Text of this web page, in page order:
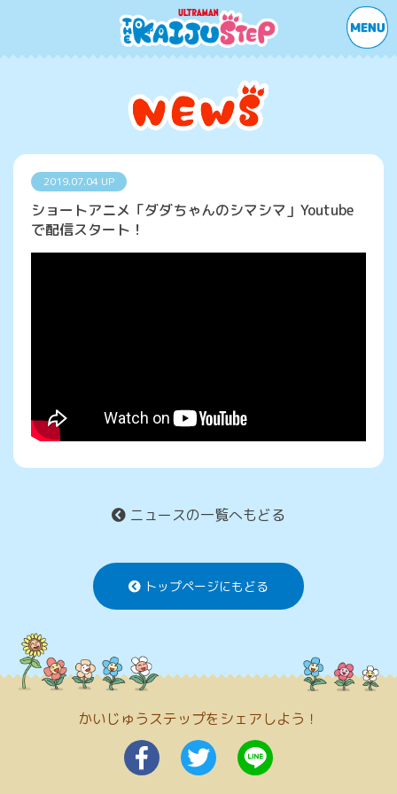
2019.07.04 UP
ショートアニメ「ダダちゃんのシマシマ」Youtube
で配信スタート！
ニュースの一覧へもどる
トップページにもどる
かいじゅうステップをシェアしよう！